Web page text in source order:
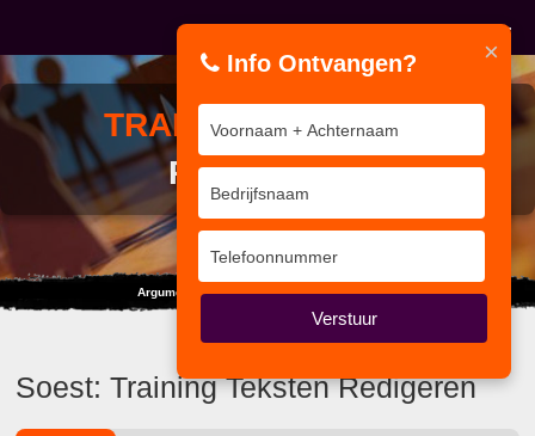
TRAININGTEKSTEN
REDIGEREN
Argumenten moet je niet tellen, maar wegen.
Soest: Training Teksten Redigeren
×
Info Ontvangen?
Verstuur